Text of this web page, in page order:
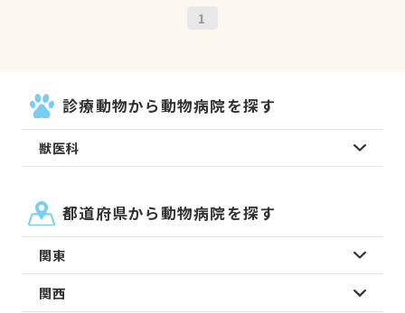
1
診療動物から動物病院を探す
獣医科
都道府県から動物病院を探す
関東
関西